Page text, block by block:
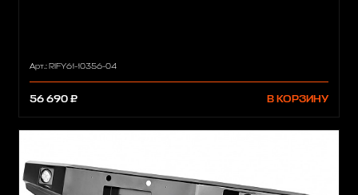
Арт.: RIFY61-10356-04
56 690 ₽ В КОРЗИНУ